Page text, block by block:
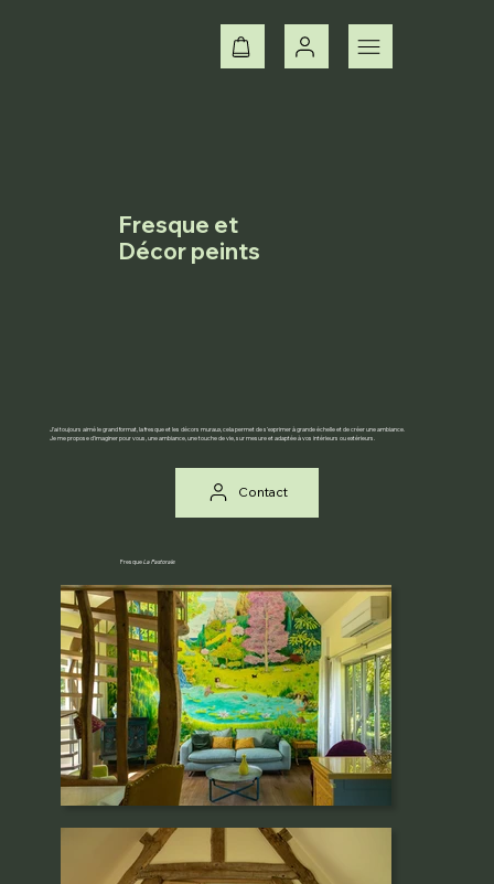
Fresque et
Décor peints
J’ai toujours aimé le grand format, la fresque et les décors muraux, cela permet de s’exprimer à grande échelle et de créer une ambiance.
Je me propose d'imaginer pour vous, une ambiance, une touche de vie, sur mesure et adaptée à vos intérieurs ou extérieurs.
Contact
FresqueLa Pastorale